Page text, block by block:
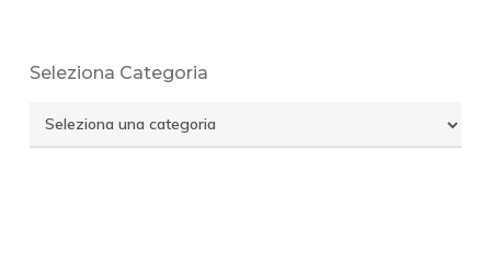
Seleziona Categoria
Seleziona
Categoria